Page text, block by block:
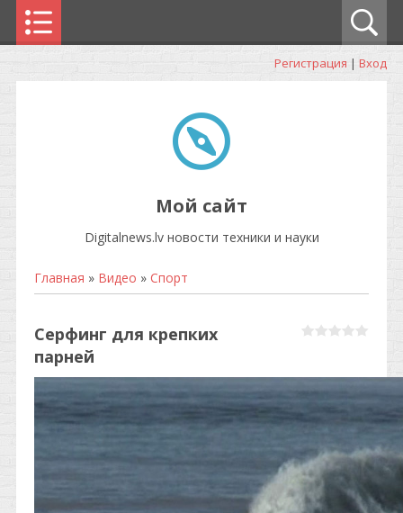
Регистрация | Вход
Мой сайт
Digitalnews.lv новости техники и науки
Главная » Видео » Спорт
Серфинг для крепких
парней